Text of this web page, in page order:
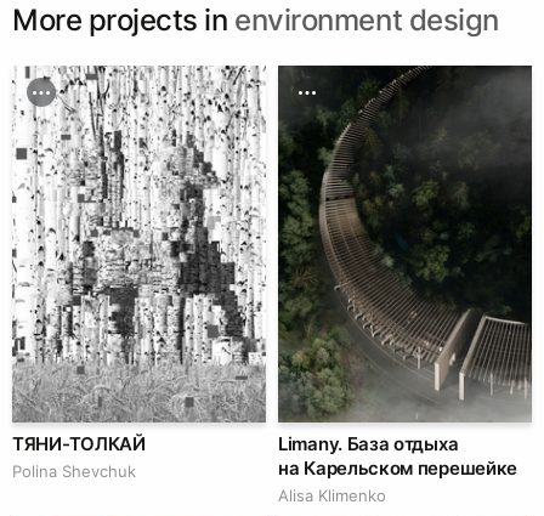
More projects in environment design
ТЯНИ-ТОЛКАЙ
Polina Shevchuk
Limany. База отдыха
на Карельском перешейке
Alisa Klimenko